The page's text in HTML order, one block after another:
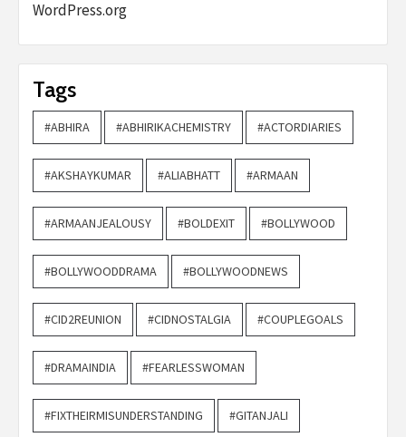
WordPress.org
Tags
#ABHIRA #ABHIRIKACHEMISTRY #ACTORDIARIES
#AKSHAYKUMAR #ALIABHATT #ARMAAN
#ARMAANJEALOUSY #BOLDEXIT #BOLLYWOOD
#BOLLYWOODDRAMA #BOLLYWOODNEWS
#CID2REUNION #CIDNOSTALGIA #COUPLEGOALS
#DRAMAINDIA #FEARLESSWOMAN
#FIXTHEIRMISUNDERSTANDING #GITANJALI